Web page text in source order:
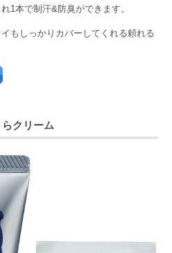
1本で制汗&防臭ができます。
もしっかりカバーしてくれる頼れる
クリーム